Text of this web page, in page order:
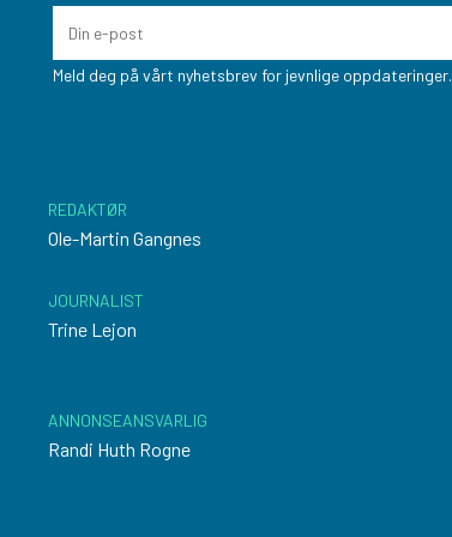
Meld deg på vårt nyhetsbrev for jevnlige oppdateringer.
REDAKTØR
Ole-Martin Gangnes
JOURNALIST
Trine Lejon
ANNONSEANSVARLIG
Randi Huth Rogne